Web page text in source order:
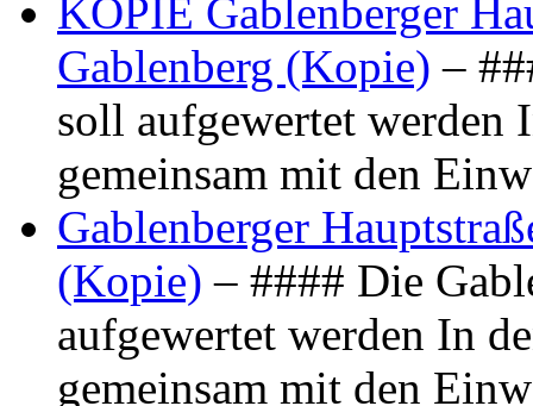
KOPIE Gablenberger
Gablenberg (Kopie) –
soll aufgewertet werden
gemeinsam mit den
Gablenberger
(Kopie) – #### Die
aufgewertet werden In
gemeinsam mit den